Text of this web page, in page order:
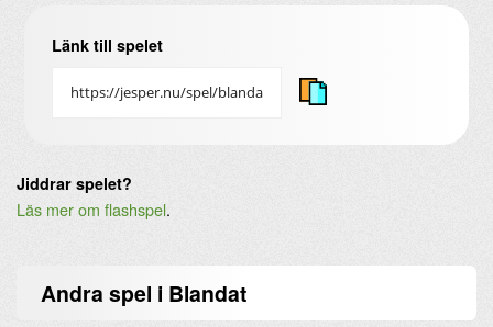
Länk till spelet
Jiddrar spelet?
Läs mer om flashspel.
Andraspel i Blandat